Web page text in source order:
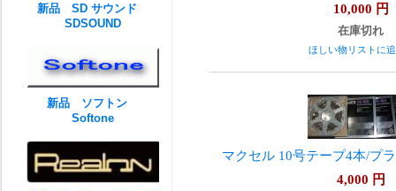
10,000 円
在庫切れ
ほしい物リストに
マクセル 10号テープ4本/プ
4,000 円
新品 SD サウンド
SDSOUND
新品 ソフトン
Softone